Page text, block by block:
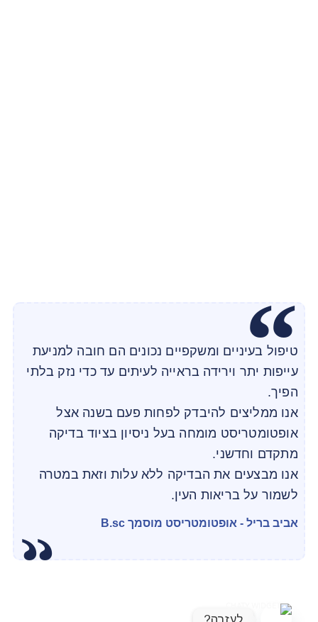
טיפול בעיניים ומשקפיים נכונים הם חובה למניעת
עייפות יתר וירידה בראייה לעיתים עד כדי נזק בלתי
הפיך.
אנו ממליצים להיבדק לפחות פעם בשנה אצל
אופטומטריסט מומחה בעל ניסיון בציוד בדיקה
מתקדם וחדשני.
אנו מבצעים את הבדיקה ללא עלות וזאת במטרה
לשמור על בריאות העין.
אביב בריל - אופטומטריסט מוסמך B.sc
לעזרה?